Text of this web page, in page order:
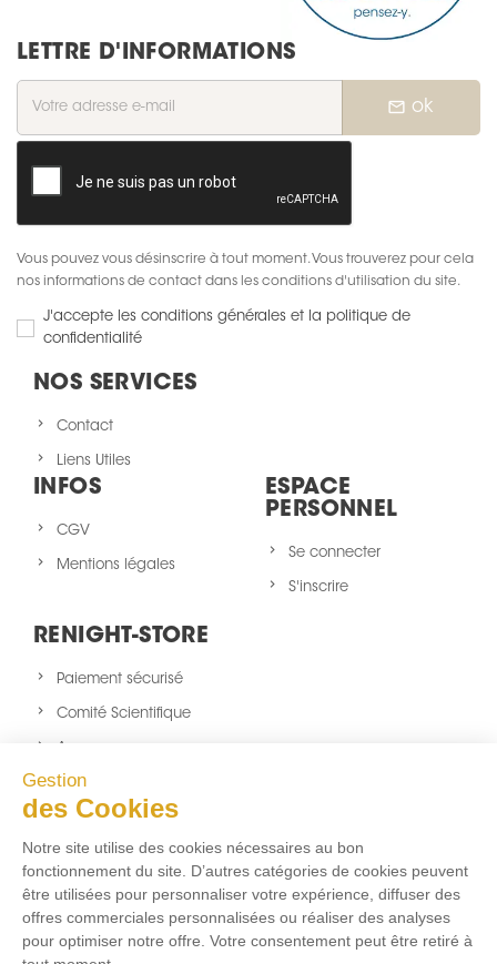
Gestion
des Cookies
Notre site utilise des cookies nécessaires au bon
fonctionnement du site. D’autres catégories de cookies peuvent
être utilisées pour personnaliser votre expérience, diffuser des
offres commerciales personnalisées ou réaliser des analyses
pour optimiser notre offre. Votre consentement peut être retiré à
LETTRE D'INFORMATIONS
mail_outline ok
Vous pouvez vous désinscrire à tout moment. Vous trouverez pour cela
nos informations de contact dans les conditions d'utilisation du site.
J'accepte les conditions générales et la politique de
confidentialité
NOS SERVICES
Contact
Liens Utiles
INFOS
CGV
Mentions légales
ESPACE
PERSONNEL
Se connecter
S'inscrire
RENIGHT-STORE
Paiement sécurisé
Comité Scientifique
A propos
Nouveaux produits
sitemap
NOUS SUIVRE
FacebookTwitter Instagram